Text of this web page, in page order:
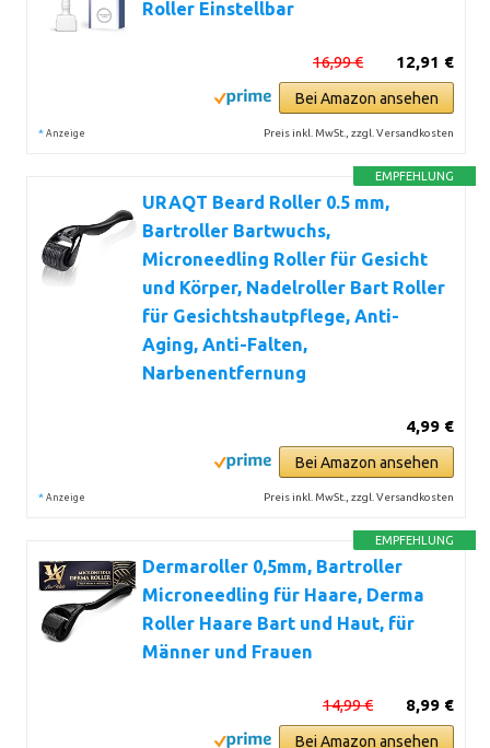
Roller Einstellbar
12,91 €
16,99 €
Bei Amazon ansehen
* Anzeige Preis inkl. MwSt., zzgl. Versandkosten
EMPFEHLUNG
URAQT Beard Roller 0.5 mm,
Bartroller Bartwuchs,
Microneedling Roller für Gesicht
und Körper, Nadelroller Bart Roller
für Gesichtshautpflege, Anti-
Aging, Anti-Falten,
Narbenentfernung
4,99 €
Bei Amazon ansehen
* Anzeige Preis inkl. MwSt., zzgl. Versandkosten
EMPFEHLUNG
Dermaroller 0,5mm, Bartroller
Microneedling für Haare, Derma
Roller Haare Bart und Haut, für
Männer und Frauen
8,99 €
14,99 €
Bei Amazon ansehen